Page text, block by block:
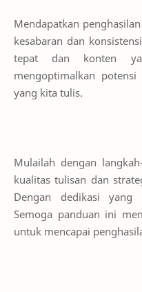
Mendapatkan
kesabaran dan
tepat dan konten
mengoptimalkan
yang kita tulis.
Mulailah dengan
kualitas tulisan dan
Dengan dedikasi yang
Semoga panduan ini
untuk mencapai